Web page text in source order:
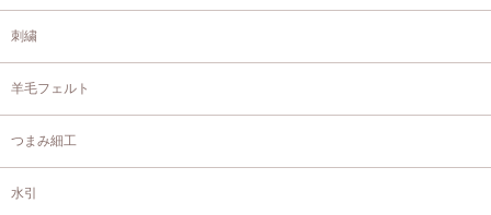
刺繍
羊毛フェルト
つまみ細工
水引